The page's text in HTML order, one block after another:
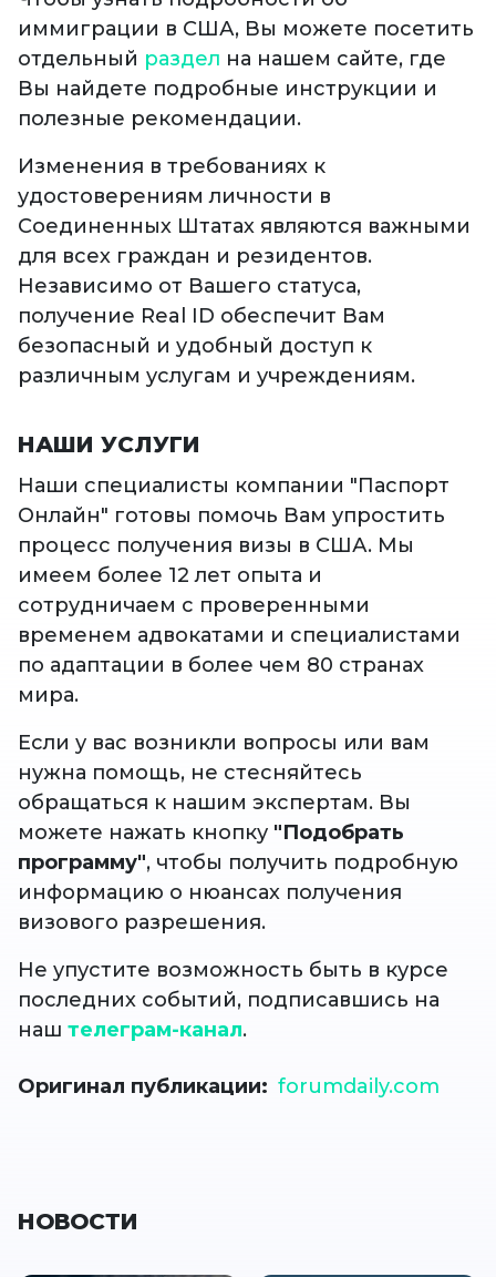
иммиграции в США, Вы можете посетить
отдельный раздел на нашем сайте, где
Вы найдете подробные инструкции и
полезные рекомендации.
Изменения в требованиях к
удостоверениям личности в
Соединенных Штатах являются важными
для всех граждан и резидентов.
Независимо от Вашего статуса,
получение Real ID обеспечит Вам
безопасный и удобный доступ к
различным услугам и учреждениям.
НАШИ УСЛУГИ
Наши специалисты компании "Паспорт
Онлайн" готовы помочь Вам упростить
процесс получения визы в США. Мы
имеем более 12 лет опыта и
сотрудничаем с проверенными
временем адвокатами и специалистами
по адаптации в более чем 80 странах
мира.
Если у вас возникли вопросы или вам
нужна помощь, не стесняйтесь
обращаться к нашим экспертам. Вы
можете нажать кнопку "Подобрать
программу", чтобы получить подробную
информацию о нюансах получения
визового разрешения.
Не упустите возможность быть в курсе
последних событий, подписавшись на
наш телеграм-канал.
Оригинал публикации forumdaily.com
НОВОСТИ